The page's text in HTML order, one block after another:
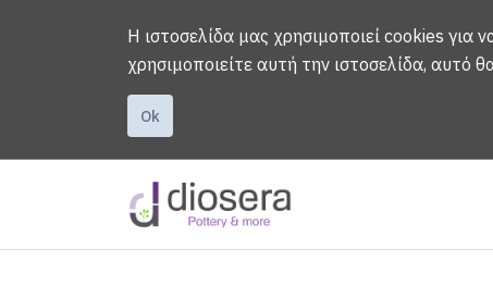
Η ιστοσελίδα μας χρησιμοποιεί cookies για
χρησιμοποιείτε αυτή την ιστοσελίδα, αυτό
Ok